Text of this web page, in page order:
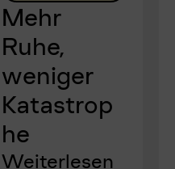
Mehr
Ruhe,
weniger
Katastrop
he
Weiterlesen